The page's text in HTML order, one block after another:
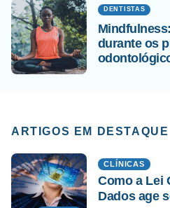
DENTISTAS
durante os
ARTIGOS EM DESTAQUE
CLÍNICAS
Como a Lei
Dados age